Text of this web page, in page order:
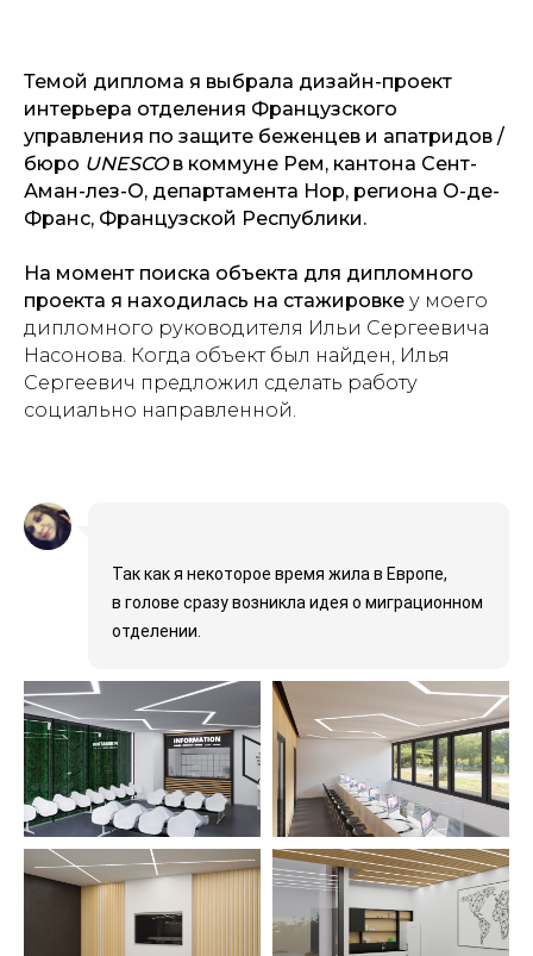
Темой диплома я выбрала дизайн-проект
интерьера отделения Французского
управления по защите беженцев и апатридов /
бюро UNESCOв коммуне Рем, кантона Сент-
Аман-лез-О, департамента Нор, региона О-де-
Франс, Французской Республики.
На момент поиска объекта для дипломного
проекта я находилась на стажировке у моего
дипломного руководителя Ильи Сергеевича
Насонова. Когда объект был найден, Илья
Сергеевич предложил сделать работу
социально направленной.
Так как я некоторое время жила в Европе,
в голове сразу возникла идея о миграционном
отделении.